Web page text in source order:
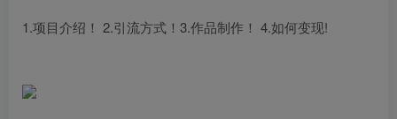
1.项目介绍！ 2.引流方式！3.作品制作！ 4.如何变现!